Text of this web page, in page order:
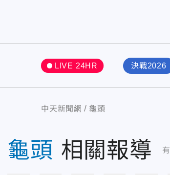
LIVE 24HR 決戰2026
中天新聞網 龜頭
龜頭 相關報導 有